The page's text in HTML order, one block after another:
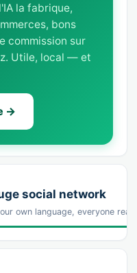
la fabrique,
bons
commission sur
Utile, local — et
→
social network
own language, everyone